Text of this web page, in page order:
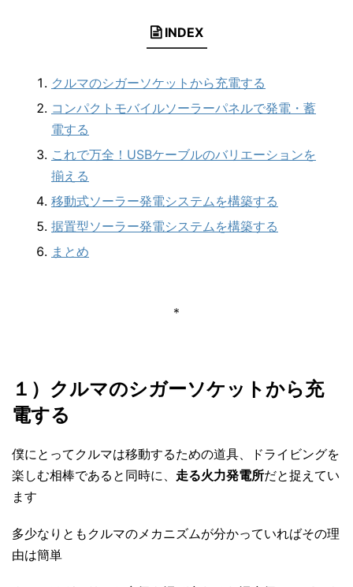
INDEX
クルマのシガーソケットから充電する
コンパクトモバイルソーラーパネルで発電・蓄
電する
これで万全！USBケーブルのバリエーションを
揃える
移動式ソーラー発電システムを構築する
据置型ソーラー発電システムを構築する
まとめ
＊
１）クルマのシガーソケットから充
電する
僕にとってクルマは移動するための道具、ドライビングを
楽しむ相棒であると同時に、 走る火力発電所だと捉えてい
ます
多少なりともクルマのメカニズムが分かっていればその理
由は簡単